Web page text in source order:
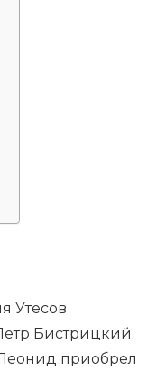
Утесов
Бистрицкий.
приобрел